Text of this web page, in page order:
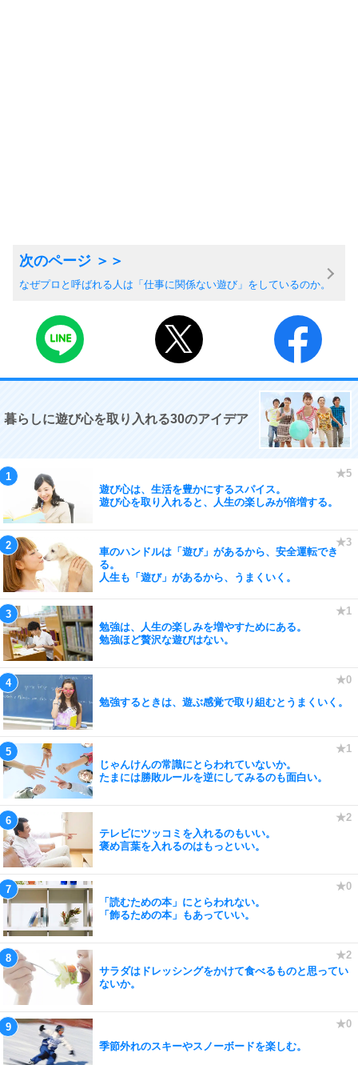
なぜプロと呼ばれる人は「仕事に関係ない遊び」をしているのか。
暮らしに遊び心を取り入れる30のアイデア
遊び心は、生活を豊かにするスパイス。
遊び心を取り入れると、人生の楽しみが倍増する。
車のハンドルは「遊び」があるから、安全運転でき
る。
人生も「遊び」があるから、うまくいく。
勉強は、人生の楽しみを増やすためにある。
勉強ほど贅沢な遊びはない。
勉強するときは、遊ぶ感覚で取り組むとうまくいく。
じゃんけんの常識にとらわれていないか。
たまには勝敗ルールを逆にしてみるのも面白い。
テレビにツッコミを入れるのもいい。
褒め言葉を入れるのはもっといい。
「読むための本」にとらわれない。
「飾るための本」もあっていい。
サラダはドレッシングをかけて食べるものと思ってい
ないか。
季節外れのスキーやスノーボードを楽しむ。